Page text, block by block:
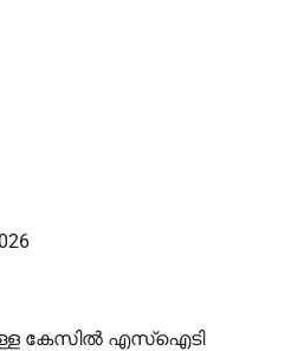
കേസില്‍ എസ്‌ഐടി